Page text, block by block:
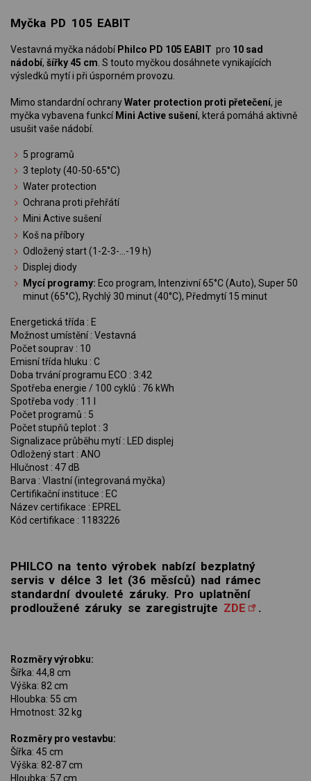
Myčka PD 105 EABIT
Vestavná myčka nádobíPhilco PD 105 EABIT pro 10 sad
nádobí, šířky 45 cm . S touto myčkou dosáhnete vynikajících
výsledků mytí i při úsporném provozu.
Mimo standardní ochranyWater protection proti přetečení, je
myčka vybavena funkcíMini Active sušení, která pomáhá aktivně
usušit vaše nádobí.
5 programů
3 teploty (40-50-65°C)
Water protection
Ochrana proti přehřátí
Mini Active sušení
Koš na příbory
Odložený start (1-2-3-…-19 h)
Displej diody
Mycí programy: Eco program, Intenzivní 65°C (Auto), Super 50
minut (65°C), Rychlý 30 minut (40°C), Předmytí 15 minut
Energetická třída : E
Možnost umístění : Vestavná
Počet souprav : 10
Emisní třída hluku : C
Doba trvání programu ECO : 3:42
Spotřeba energie / 100 cyklů : 76 kWh
Spotřeba vody : 11 l
Počet programů : 5
Počet stupňů teplot : 3
Signalizace průběhu mytí : LED displej
Odložený start : ANO
Hlučnost : 47 dB
Barva : Vlastní (integrovaná myčka)
Certifikační instituce : EC
Název certifikace : EPREL
Kód certifikace : 1183226
PHILCO na tento výrobek nabízí bezplatný
servis v délce 3 let (36 měsíců) nad rámec
standardní dvouleté záruky. Pro uplatnění
prodloužené záruky se zaregistrujte ZDE .
Rozměry výrobku:
Šířka: 44,8 cm
Výška: 82 cm
Hloubka: 55 cm
Hmotnost: 32 kg
Rozměry pro vestavbu:
Šířka: 45 cm
Výška: 82-87 cm
Hloubka: 57 cm